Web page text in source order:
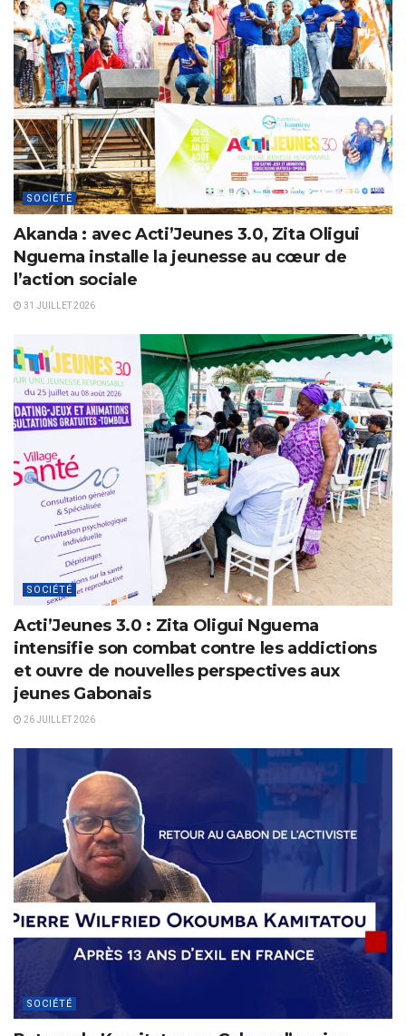
SOCIÉTÉ
Akanda : avec Acti’Jeunes 3.0, Zita Oligui
Nguema installe la jeunesse au cœur de
l’action sociale
31 JUILLET 2026
SOCIÉTÉ
Acti’Jeunes 3.0 : Zita Oligui Nguema
intensifie son combat contre les addictions
et ouvre de nouvelles perspectives aux
jeunes Gabonais
26 JUILLET 2026
SOCIÉTÉ